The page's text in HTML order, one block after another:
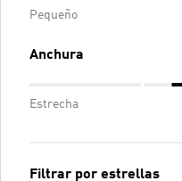
Pequeño
Anchura
Estrecha
Filtrar por estrellas